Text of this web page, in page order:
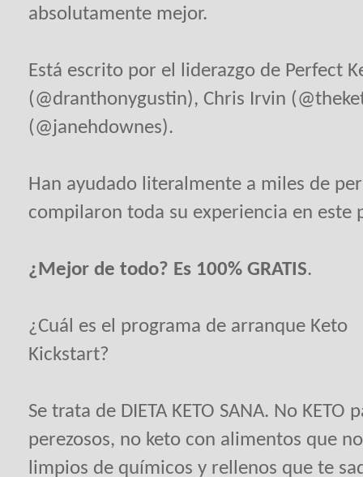
absolutamente mejor.
Está escrito por el liderazgo de Perfect
(@dranthonygustin), Chris Irvin
(@janehdownes).
Han ayudado literalmente a miles de
compilaron toda su experiencia en este
¿Mejor de todo? Es 100% GRATIS.
¿Cuál es el programa de arranque Keto
Kickstart?
Se trata de DIETA KETO SANA. No KETO
perezosos, no keto con alimentos que
limpios de químicos y rellenos que te